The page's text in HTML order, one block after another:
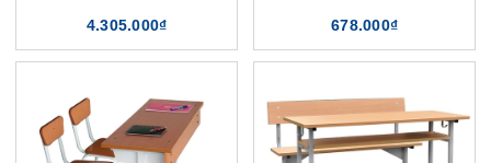
4.305.000₫ 678.000₫